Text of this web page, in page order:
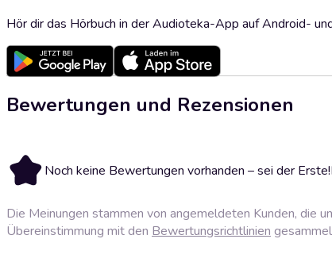
Hör dir das Hörbuch in der Audioteka-App auf Android-
Bewertungen und Rezensionen
Noch keine Bewertungen vorhanden – sei der Erste!
Die Meinungen stammen von angemeldeten Kunden, die
Übereinstimmung mit den Bewertungsrichtlinien